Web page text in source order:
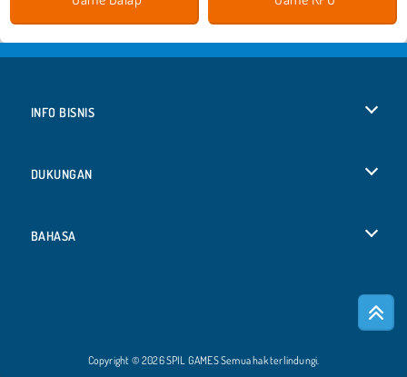
INFO BISNIS
DUKUNGAN
BAHASA
Copyright © 2026 SPIL GAMES Semua hak terlindungi.